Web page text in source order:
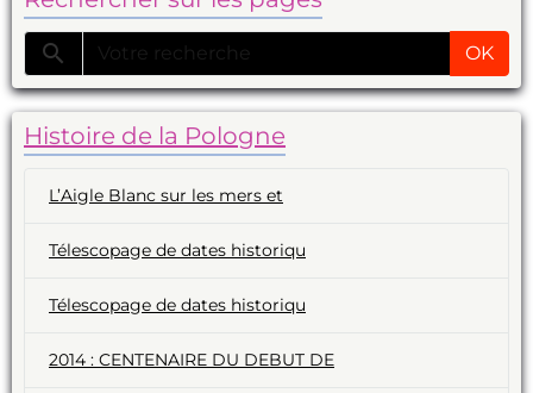
OK
Histoire de la Pologne
L’Aigle Blanc sur les mers et
Télescopage de dates historiqu
Télescopage de dates historiqu
2014 : CENTENAIRE DU DEBUT DE